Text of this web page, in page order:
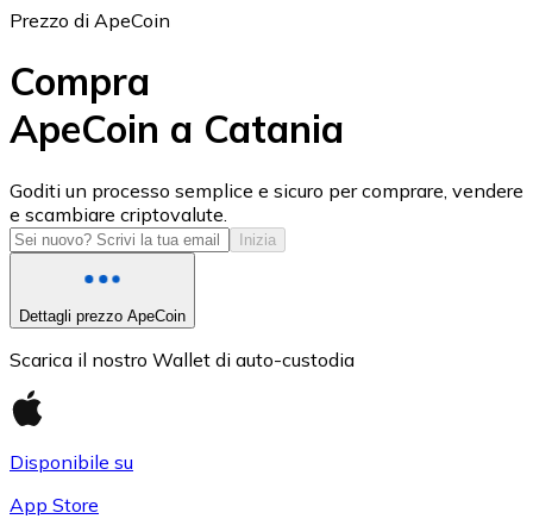
USD Coin
USDC
Prezzo di ApeCoin
Compra
ApeCoin a Catania
Goditi un processo semplice e sicuro per comprare, vendere
e scambiare criptovalute.
Inizia
Dettagli prezzo ApeCoin
Scarica il nostro Wallet di auto-custodia
Disponibile su
App Store